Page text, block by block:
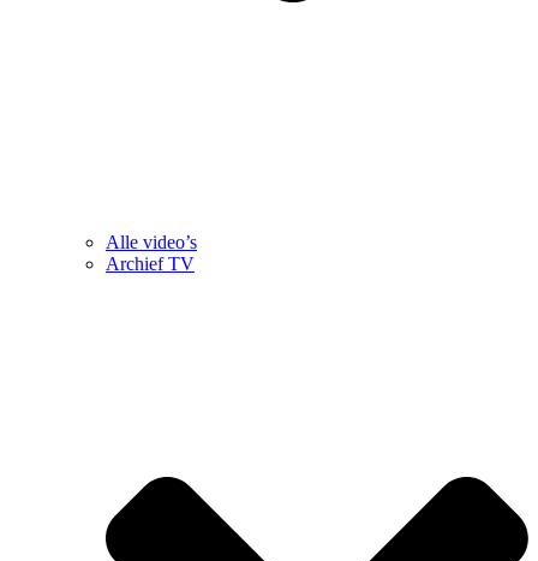
Alle video’s
Archief TV